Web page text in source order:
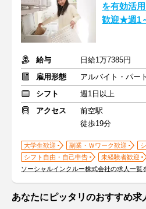
を有効活
歓迎★週1
給与
日給1万7385円
雇用形態
アルバイト・パート
シフト
週1日以上
アクセス
前空駅
徒歩19分
大学生歓迎 副業・Ｗワーク歓迎
シフト自由・自己申告
未経験者歓迎
ソーシャルインクルー株式会社の求人一覧
あなたにピッタリのおすすめ求